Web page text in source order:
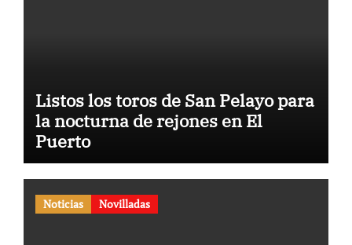
Listos los toros de San Pelayo para
la nocturna de rejones en El
Puerto
Noticias Novilladas